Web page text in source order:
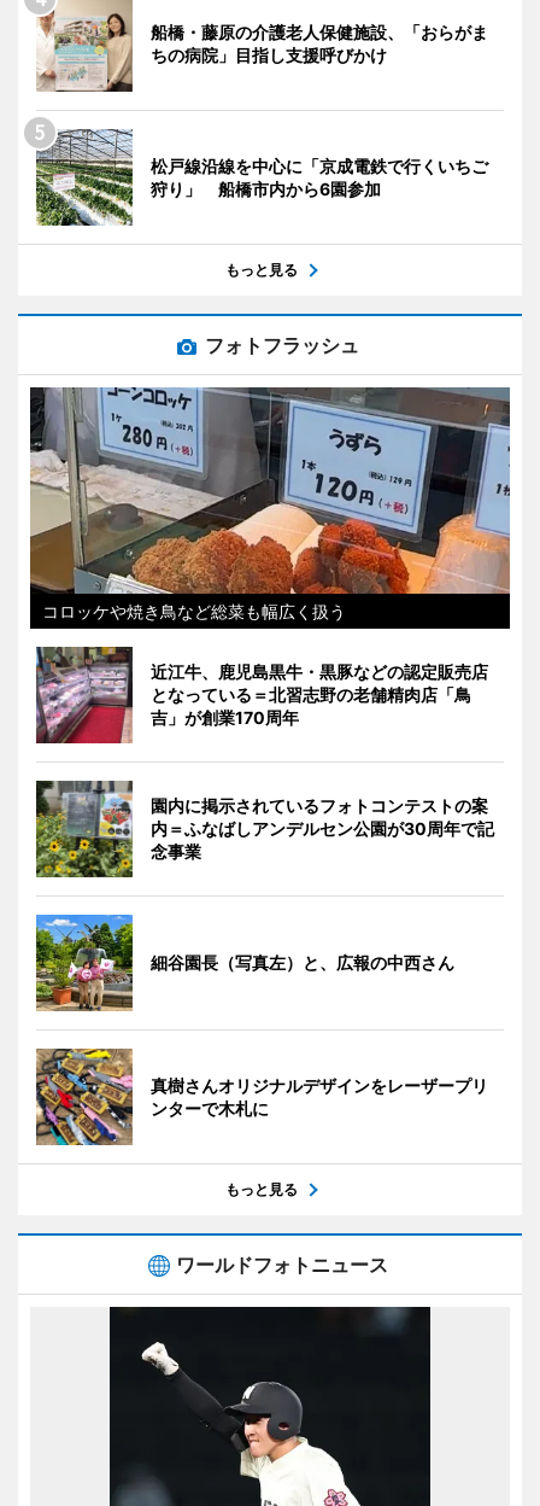
船橋・藤原の介護老人保健施設、「おらがま
ちの病院」目指し支援呼びかけ
松戸線沿線を中心に「京成電鉄で行くいちご
狩り」 船橋市内から6園参加
もっと見る
フォトフラッシュ
コロッケや焼き鳥など総菜も幅広く扱う
近江牛、鹿児島黒牛・黒豚などの認定販売店
となっている＝北習志野の老舗精肉店「鳥
吉」が創業170周年
園内に掲示されているフォトコンテストの案
内＝ふなばしアンデルセン公園が30周年で記
念事業
細谷園長（写真左）と、広報の中西さん
真樹さんオリジナルデザインをレーザープリ
ンターで木札に
もっと見る
ワールドフォトニュース